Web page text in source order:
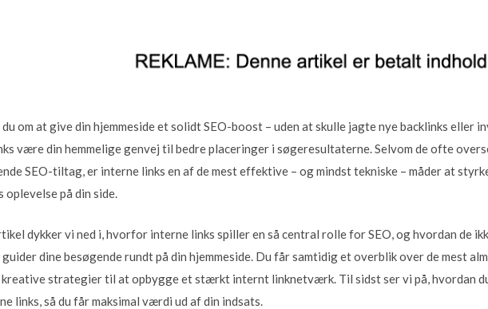
om at give din hjemmeside et solidt SEO-boost – uden at skulle jagte nye backlinks eller
være din hemmelige genvej til bedre placeringer i søgeresultaterne. Selvom de ofte
SEO-tiltag, er interne links en af de mest effektive – og mindst tekniske – måder at
oplevelse på din side.
dykker vi ned i, hvorfor interne links spiller en så central rolle for SEO, og hvordan de
guider dine besøgende rundt på din hjemmeside. Du får samtidig et overblik over de mest
strategier til at opbygge et stærkt internt linknetværk. Til sidst ser vi på, hvordan
links, så du får maksimal værdi ud af din indsats.